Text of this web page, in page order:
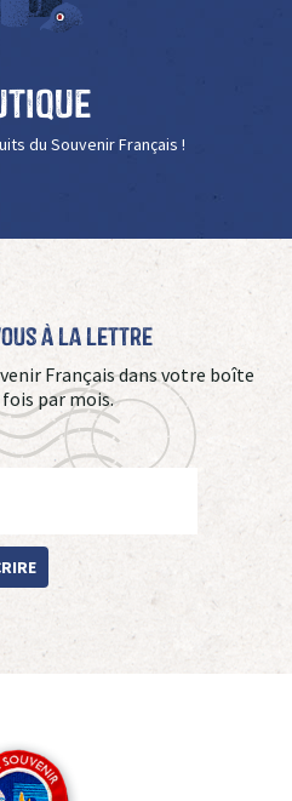
du Souvenir Français !
à La Lettre
Français dans votre boîte
par mois.